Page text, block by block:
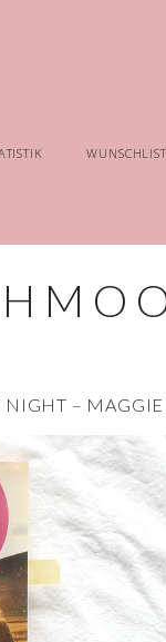
– MAGGIE